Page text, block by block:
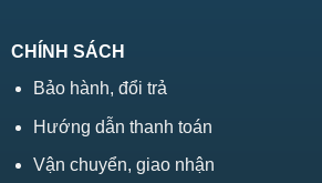
CHÍNH SÁCH
Bảo hành, đổi trả
Hướng dẫn thanh toán
Vận chuyển, giao nhận